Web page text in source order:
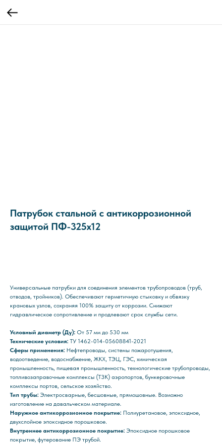
Патрубок стальной с антикоррозионной
защитой ПФ-325x12
Универсальные патрубки для соединения элементов трубопроводов (труб,
отводов, тройников). Обеспечивают герметичную стыковку и обвязку
крановых узлов, сохраняя 100% защиту от коррозии. Снижают
гидравлическое сопротивление и продлевают срок службы сети.
Условный диаметр (Ду): От 57 мм до 530 мм
Технические условия: ТУ 1462-014-05608841-2021
Сферы применения: Нефтепроводы, системы пожаротушения,
водоотведение, водоснабжение, ЖКХ, ТЭЦ, ГЭС, химическая
промышленность, пищевая промышленность, технологические трубопроводы,
топливозаправочные комплексы (ТЗК) аэропортов, бункеровочные
комплексы портов, сельское хозяйство.
Тип трубы: Электросварные, бесшовные, прямошовные. Возможно
изготовление на давальческом материале.
Наружное антикоррозионное покрытие: Полиуретановое, эпоксидное,
двухслойное эпоксидное порошковое.
Внутреннее антикоррозионное покрытие: Эпоксидное порошковое
покрытие, футерование ПЭ трубой.